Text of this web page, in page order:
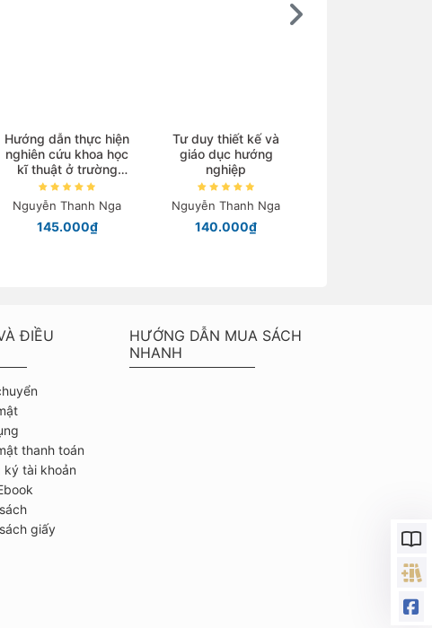
Hướng dẫn thực hiện
nghiên cứu khoa học
kĩ thuật ở trường
trung học
Nguyễn Thanh Nga
145.000₫
Tư duy thiết kế và
giáo dục hướng
nghiệp
Nguyễn Thanh Nga
140.000₫
ĐIỀU
thanh toán
ký tài khoản
giấy
HƯỚNG DẪN MUA SÁCH
NHANH